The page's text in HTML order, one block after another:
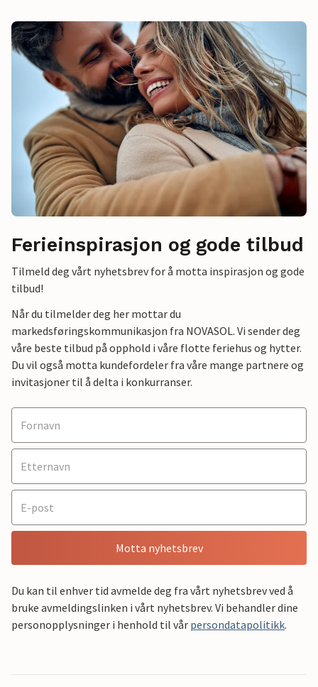
Ferieinspirasjon og gode tilbud
Tilmeld deg vårt nyhetsbrev for å motta inspirasjon og gode
tilbud!
Når du tilmelder deg her mottar du
markedsføringskommunikasjon fra NOVASOL. Vi sender deg
våre beste tilbud på opphold i våre flotte feriehus og hytter.
Du vil også motta kundefordeler fra våre mange partnere og
invitasjoner til å delta i konkurranser.
Motta nyhetsbrev
Du kan til enhver tid avmelde deg fra vårt nyhetsbrev ved å
bruke avmeldingslinken i vårt nyhetsbrev. Vi behandler dine
personopplysninger i henhold til vår persondatapolitikk.